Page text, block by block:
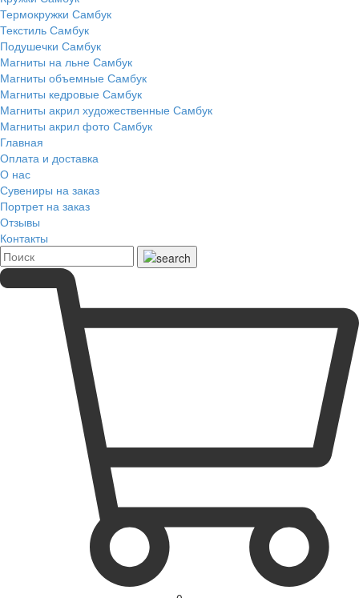
Термокружки Самбук
Текстиль Самбук
Подушечки Самбук
Магниты на льне Самбук
Магниты объемные Самбук
Магниты кедровые Самбук
Магниты акрил художественные Самбук
Магниты акрил фото Самбук
Главная
Оплата и доставка
О нас
Сувениры на заказ
Портрет на заказ
Отзывы
Контакты